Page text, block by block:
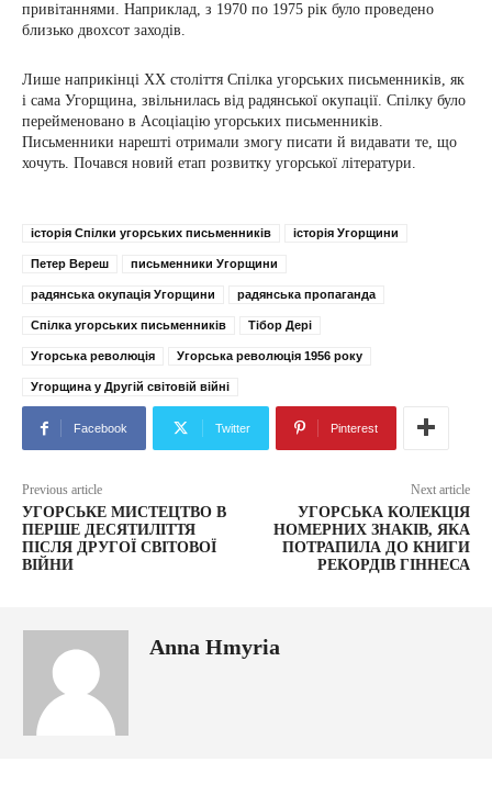
привітаннями. Наприклад, з 1970 по 1975 рік було проведено
близько двохсот заходів.
Лише наприкінці XX століття Спілка угорських письменників, як
і сама Угорщина, звільнилась від радянської окупації. Спілку було
перейменовано в Асоціацію угорських письменників.
Письменники нарешті отримали змогу писати й видавати те, що
хочуть. Почався новий етап розвитку угорської літератури.
історія Спілки угорських письменників історія Угорщини
Петер Вереш письменники Угорщини
радянська окупація Угорщини радянська пропаганда
Спілка угорських письменників Тібор Дері
Угорська революція Угорська революція 1956 року
Угорщина у Другій світовій війні
Facebook Twitter Pinterest
Previous article
УГОРСЬКЕ МИСТЕЦТВО В
ПЕРШЕ ДЕСЯТИЛІТТЯ
ПІСЛЯ ДРУГОЇ СВІТОВОЇ
ВІЙНИ
Next article
УГОРСЬКА КОЛЕКЦІЯ
НОМЕРНИХ ЗНАКІВ, ЯКА
ПОТРАПИЛА ДО КНИГИ
РЕКОРДІВ ГІННЕСА
Anna Hmyria